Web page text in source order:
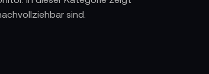
sind.